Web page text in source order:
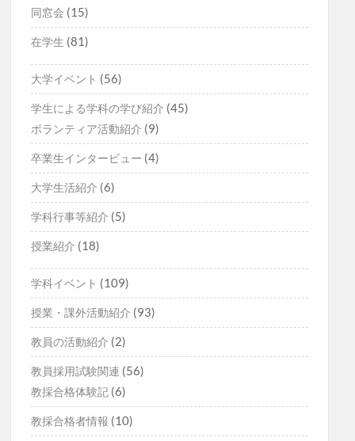
同窓会 (15)
在学生 (81)
大学イベント (56)
学生による学科の学び紹介 (45)
ボランティア活動紹介 (9)
卒業生インタービュー (4)
大学生活紹介 (6)
学科行事等紹介 (5)
授業紹介 (18)
学科イベント (109)
授業・課外活動紹介 (93)
教員の活動紹介 (2)
教員採用試験関連 (56)
教採合格体験記 (6)
教採合格者情報 (10)